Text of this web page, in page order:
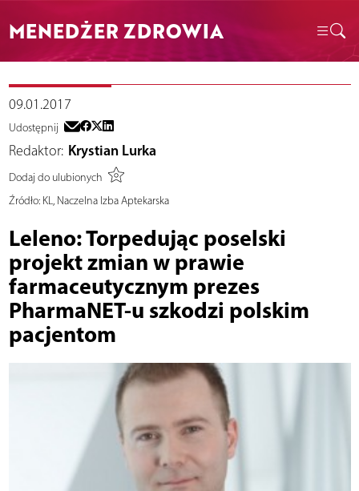
MENEDŻER ZDROWIA
09.01.2017
Udostępnij
Redaktor: Krystian Lurka
Dodaj do ulubionych
Źródło:KL, Naczelna Izba Aptekarska
Leleno: Torpedując poselski
projekt zmian w prawie
farmaceutycznym prezes
PharmaNET-u szkodzi polskim
pacjentom